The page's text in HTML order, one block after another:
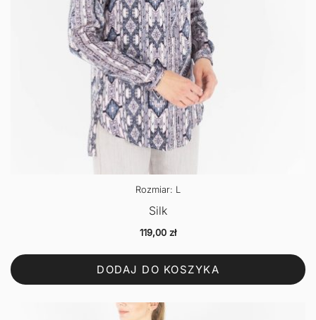
Rozmiar: L
Silk
119,00 zł
DODAJ DO KOSZYKA